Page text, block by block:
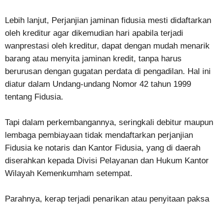
Lebih lanjut, Perjanjian jaminan fidusia mesti didaftarkan
oleh kreditur agar dikemudian hari apabila terjadi
wanprestasi oleh kreditur, dapat dengan mudah menarik
barang atau menyita jaminan kredit, tanpa harus
berurusan dengan gugatan perdata di pengadilan. Hal ini
diatur dalam Undang-undang Nomor 42 tahun 1999
tentang Fidusia.
Tapi dalam perkembangannya, seringkali debitur maupun
lembaga pembiayaan tidak mendaftarkan perjanjian
Fidusia ke notaris dan Kantor Fidusia, yang di daerah
diserahkan kepada Divisi Pelayanan dan Hukum Kantor
Wilayah Kemenkumham setempat.
Parahnya, kerap terjadi penarikan atau penyitaan paksa